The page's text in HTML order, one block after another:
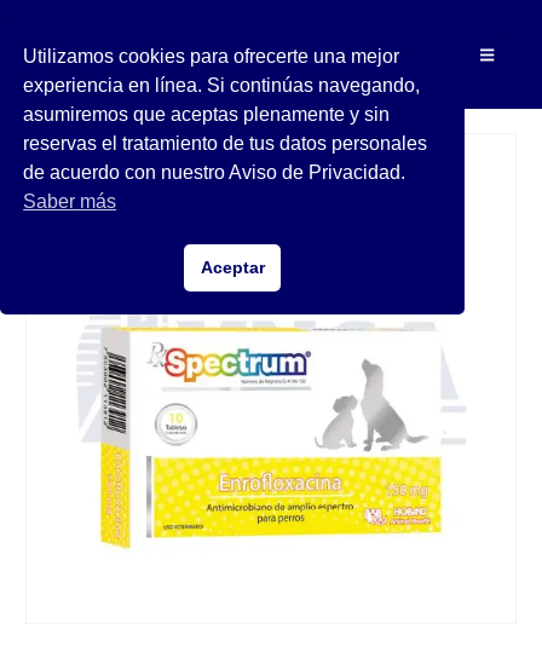
Utilizamos cookies para ofrecerte una mejor
experiencia en línea. Si continúas navegando,
asumiremos que aceptas plenamente y sin
reservas el tratamiento de tus datos personales
de acuerdo con nuestro Aviso de Privacidad.
Saber más
Aceptar